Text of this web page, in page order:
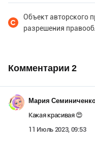
Объект авторского
разрешения
Комментарии 2
Мария
Какая красивая 😍
11 Июль 2023, 09:53